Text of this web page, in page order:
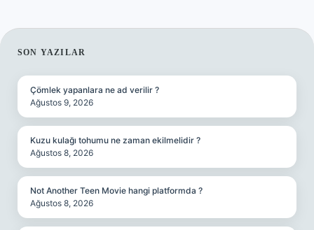
SIDEBAR
SON YAZILAR
Çömlek yapanlara ne ad verilir ?
Ağustos 9, 2026
Kuzu kulağı tohumu ne zaman ekilmelidir ?
Ağustos 8, 2026
Not Another Teen Movie hangi platformda ?
Ağustos 8, 2026